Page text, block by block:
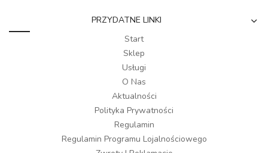
PRZYDATNE LINKI
Start
Sklep
Usługi
O Nas
Aktualności
Polityka Prywatności
Regulamin
Regulamin Programu Lojalnościowego